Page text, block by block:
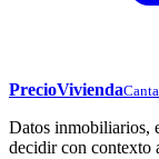
PrecioVivienda
Datos inmobiliarios,
decidir con contexto